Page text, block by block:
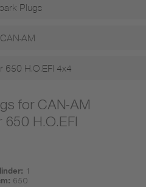
Plugs
CAN-AM
650 H.O.EFI 4x4
for CAN-AM
H.O.EFI
1
650